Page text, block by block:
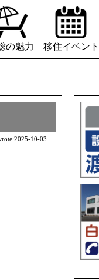
の魅力 移住イベント
2025-10-03